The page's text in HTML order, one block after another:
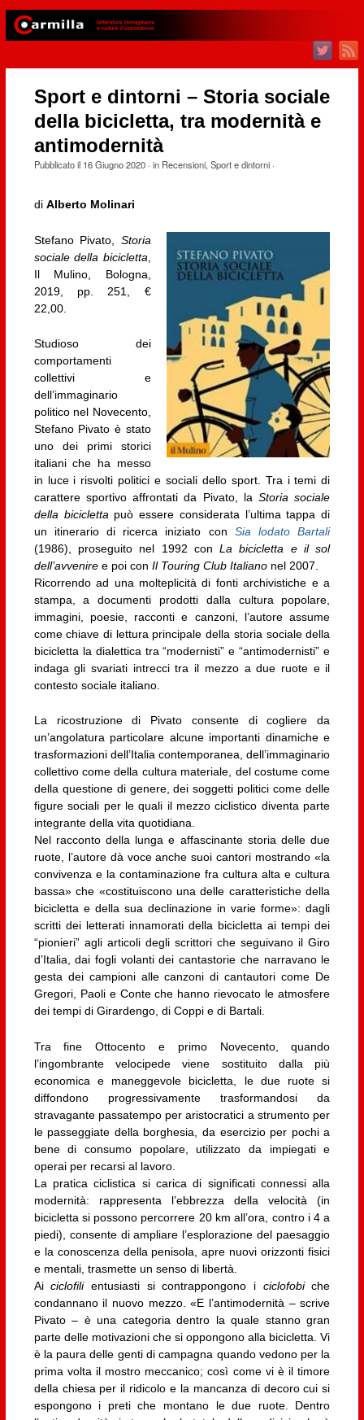
Sport e dintorni – Storia sociale
della bicicletta, tra modernità e
antimodernità
Pubblicato il 16 Giugno 2020· in Recensioni,Sport e dintorni·
di Alberto Molinari
Stefano Pivato, Storia
sociale della bicicletta
Il Mulino, Bologna,
2019, pp. 251, €
22,00.
Studioso dei
comportamenti
collettivi e
dell’immaginario
politico nel Novecento,
Stefano Pivato è stato
uno dei primi storici
italiani che ha messo
in luce i risvolti politici e sociali dello sport. Tra i temi di
carattere sportivo affrontati da Pivato, laStoria sociale
della bicicletta può essere considerata l’ultima tappa di
un itinerario di ricerca iniziato con Sia lodato Bartali
(1986), proseguito nel 1992 conLa bicicletta e il sol
dell’avveniree poi con Il Touring Club Italianonel 2007.
Ricorrendo ad una molteplicità di fonti archivistiche e a
stampa, a documenti prodotti dalla cultura popolare,
immagini, poesie, racconti e canzoni, l’autore assume
come chiave di lettura principale della storia sociale della
bicicletta la dialettica tra “modernisti” e “antimodernisti” e
indaga gli svariati intrecci tra il mezzo a due ruote e il
contesto sociale italiano.
La ricostruzione di Pivato consente di cogliere da
un’angolatura particolare alcune importanti dinamiche e
trasformazioni dell’Italia contemporanea, dell’immaginario
collettivo come della cultura materiale, del costume come
della questione di genere, dei soggetti politici come delle
figure sociali per le quali il mezzo ciclistico diventa parte
integrante della vita quotidiana.
Nel racconto della lunga e affascinante storia delle due
ruote, l’autore dà voce anche suoi cantori mostrando «la
convivenza e la contaminazione fra cultura alta e cultura
bassa» che «costituiscono una delle caratteristiche della
bicicletta e della sua declinazione in varie forme»: dagli
scritti dei letterati innamorati della bicicletta ai tempi dei
“pionieri” agli articoli degli scrittori che seguivano il Giro
d’Italia, dai fogli volanti dei cantastorie che narravano le
gesta dei campioni alle canzoni di cantautori come De
Gregori, Paoli e Conte che hanno rievocato le atmosfere
dei tempi di Girardengo, di Coppi e di Bartali.
Tra fine Ottocento e primo Novecento, quando
l’ingombrante velocipede viene sostituito dalla più
economica e maneggevole bicicletta, le due ruote si
diffondono progressivamente trasformandosi da
stravagante passatempo per aristocratici a strumento per
le passeggiate della borghesia, da esercizio per pochi a
bene di consumo popolare, utilizzato da impiegati e
operai per recarsi al lavoro.
La pratica ciclistica si carica di significati connessi alla
modernità: rappresenta l’ebbrezza della velocità (in
bicicletta si possono percorrere 20 km all’ora, contro i 4 a
piedi), consente di ampliare l’esplorazione del paesaggio
e la conoscenza della penisola, apre nuovi orizzonti fisici
e mentali, trasmette un senso di libertà.
Aiciclofilientusiasti si contrappongono i ciclofobiche
condannano il nuovo mezzo. «E l’antimodernità – scrive
Pivato – è una categoria dentro la quale stanno gran
parte delle motivazioni che si oppongono alla bicicletta. Vi
è la paura delle genti di campagna quando vedono per la
prima volta il mostro meccanico; così come vi è il timore
della chiesa per il ridicolo e la mancanza di decoro cui si
espongono i preti che montano le due ruote. Dentro